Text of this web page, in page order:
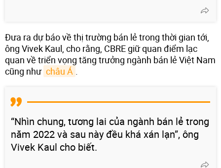
Đưa ra dự báo về thị trường bán lẻ trong thời gian tới,
ông Vivek Kaul, cho rằng, CBRE giữ quan điểm lạc
quan về triển vọng tăng trưởng ngành bán lẻ Việt Nam
cũng như châu Á
“Nhìn chung, tương lai của ngành bán lẻ trong
năm 2022 và sau này đều khá xán lạn”, ông
Vivek Kaul cho biết.